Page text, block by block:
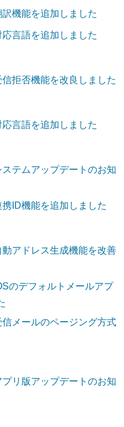
訳機能を追加しました
応言語を追加しました
信拒否機能を改良しました
応言語を追加しました
ステムアップデートのお知
携ID機能を追加しました
動アドレス生成機能を改善
のデフォルトメールアプ
信メールのページング方式
プリ版アップデートのお知